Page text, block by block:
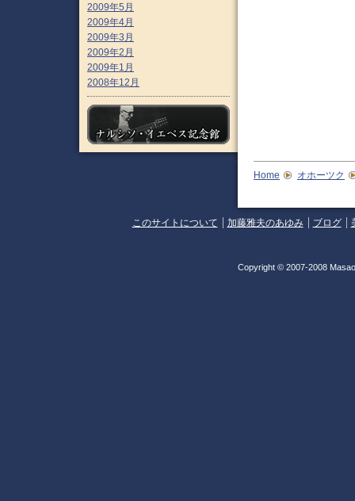
2009年5月
2009年4月
2009年3月
2009年2月
2009年1月
2008年12月
Home オホーツク
このサイトについて 加藤雅夫のあゆみ ブログ
Copyright © 2007-2008